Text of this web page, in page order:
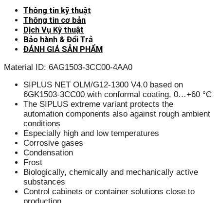
Thông tin kỹ thuật
Thông tin cơ bản
Dịch Vụ Kỹ thuật
Bảo hành & Đổi Trả
ĐÁNH GIÁ SẢN PHẨM
Material ID: 6AG1503-3CC00-4AA0
SIPLUS NET OLM/G12-1300 V4.0 based on
6GK1503-3CC00 with conformal coating, 0…+60 °C
The SIPLUS extreme variant protects the
automation components also against rough ambient
conditions
Especially high and low temperatures
Corrosive gases
Condensation
Frost
Biologically, chemically and mechanically active
substances
Control cabinets or container solutions close to